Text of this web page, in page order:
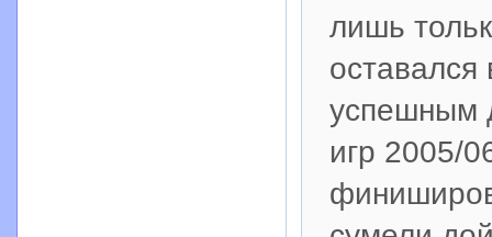
лишь
оставался
успешным
игр 2005/